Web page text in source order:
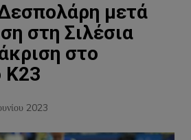
μετά
στη Σιλέσια
στο
Κ23
2023